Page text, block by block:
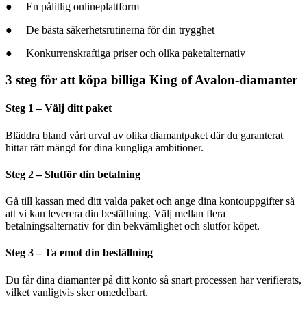
● En pålitlig onlineplattform
● De bästa säkerhetsrutinerna för din trygghet
● Konkurrenskraftiga priser och olika paketalternativ
3 steg för att köpa billiga King of Avalon-diamanter
Steg 1 – Välj ditt paket
Bläddra bland vårt urval av olika diamantpaket där du garanterat
hittar rätt mängd för dina kungliga ambitioner.
Steg 2 – Slutför din betalning
Gå till kassan med ditt valda paket och ange dina kontouppgifter så
att vi kan leverera din beställning. Välj mellan flera
betalningsalternativ för din bekvämlighet och slutför köpet.
Steg 3 – Ta emot din beställning
Du får dina diamanter på ditt konto så snart processen har verifierats,
vilket vanligtvis sker omedelbart.